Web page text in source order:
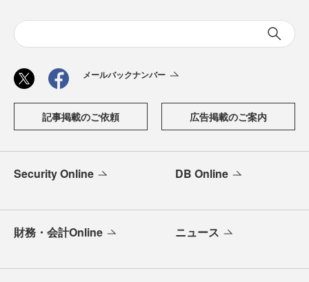
メールバックナンバー
記事掲載のご依頼 広告掲載のご案内
Security Online DB Online
財務・会計Online ニュース